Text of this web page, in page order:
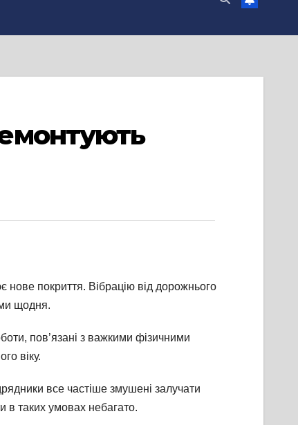
нове покриття. Вібрацію від дорожнього
щодня.
пов’язані з важкими фізичними
віку.
все частіше змушені залучати
в таких умовах небагато.